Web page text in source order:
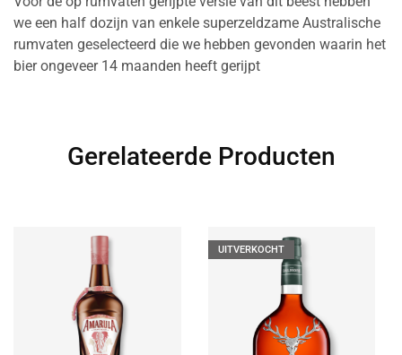
we een half dozijn van enkele superzeldzame Australische
rumvaten geselecteerd die we hebben gevonden waarin het
bier ongeveer 14 maanden heeft gerijpt
Gerelateerde Producten
UITVERKOCHT